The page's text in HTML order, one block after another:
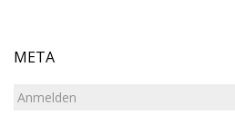
META
Anmelden